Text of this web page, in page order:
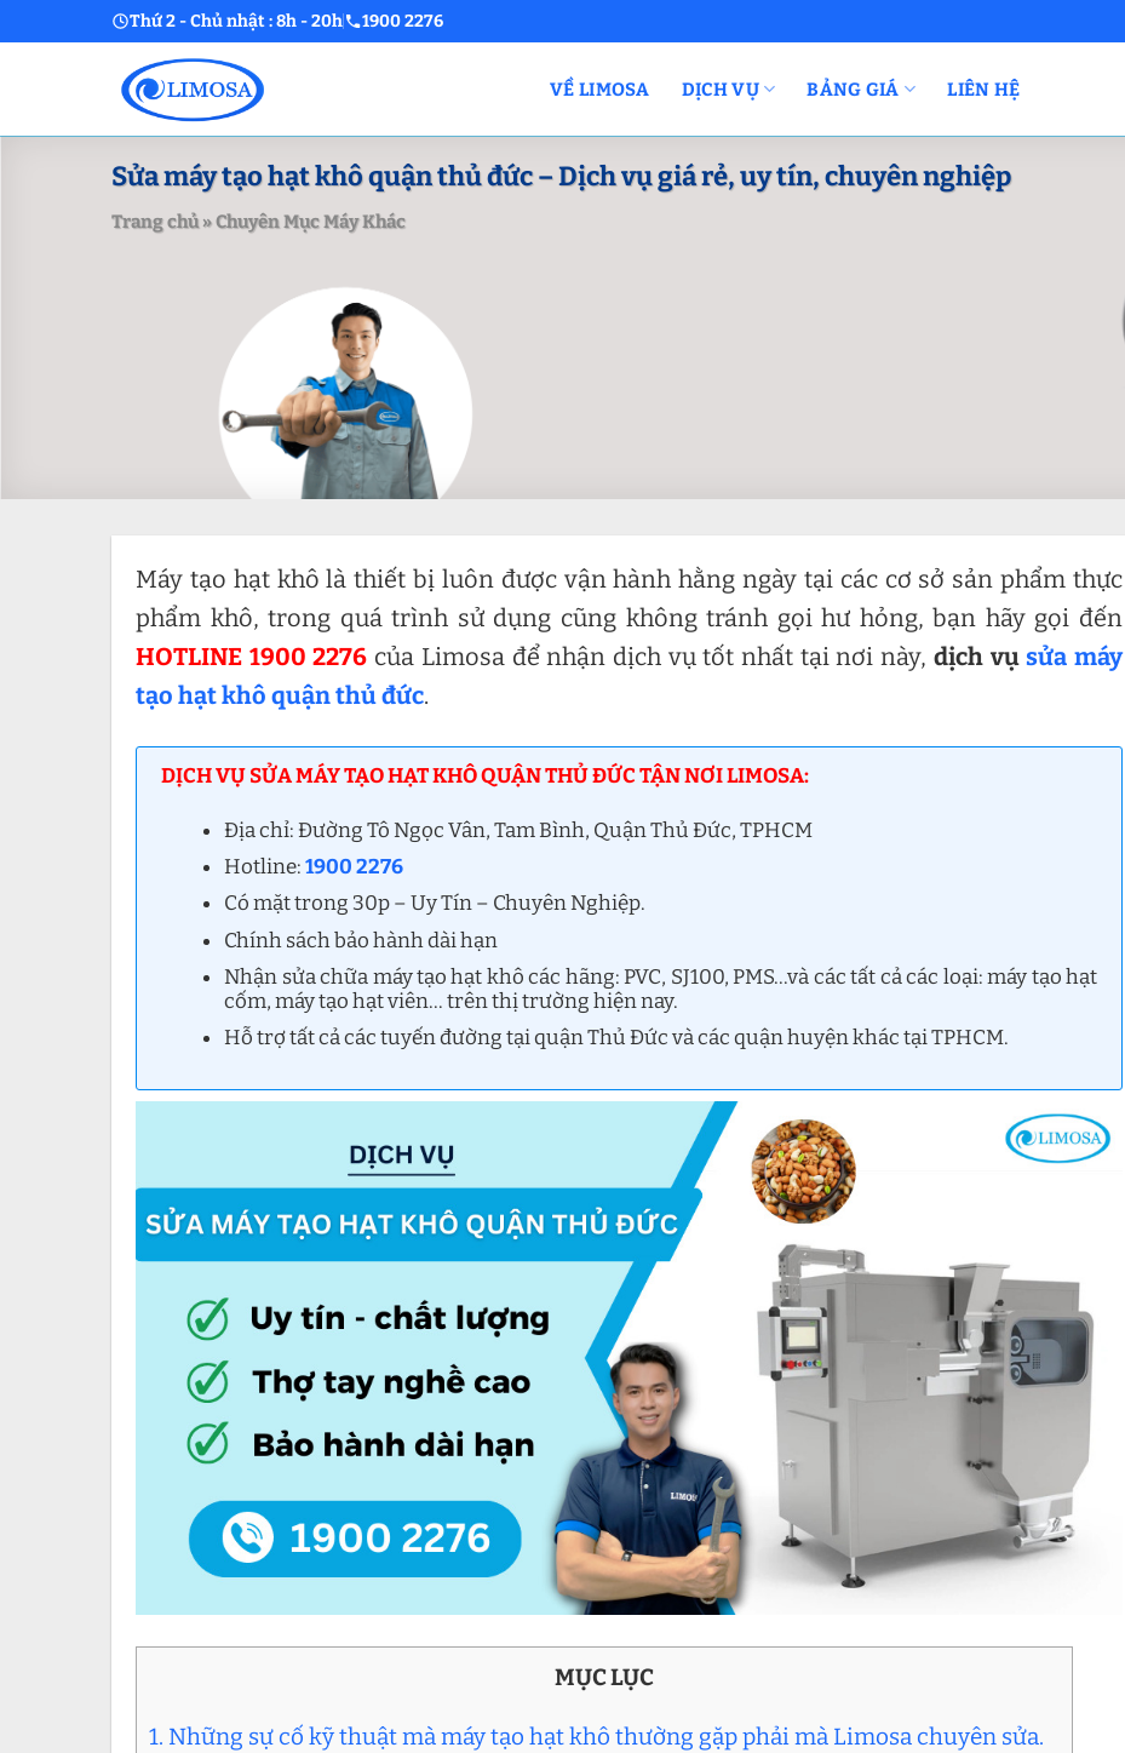
to
Thứ 2 - Chủ nhật : 8h - 20h 1900 2276
VỀ LIMOSA DỊCH VỤ BẢNG GIÁ LIÊN HỆ
Sửa máy tạo hạt khô quận thủ đức – Dịch vụ giá rẻ, uy tín, chuyên nghiệp
Trang chủ»Chuyên Mục Máy Khác
Máy tạo hạt khô là thiết bị luôn được vận hành hằng ngày tại các cơ sở sản phẩm thực
phẩm khô, trong quá trình sử dụng cũng không tránh gọi hư hỏng, bạn hãy gọi đến
HOTLINE 1900 2276 của Limosa để nhận dịch vụ tốt nhất tại nơi này, dịch vụsửa máy
tạo hạt khô quận thủ đức.
DỊCH VỤ SỬA MÁY TẠO HẠT KHÔ QUẬN THỦ ĐỨC TẬN NƠI LIMOSA:
Địa chỉ: Đường Tô Ngọc Vân, Tam Bình, Quận Thủ Đức, TPHCM
Hotline:1900 2276
Có mặt trong 30p – Uy Tín – Chuyên Nghiệp.
Chính sách bảo hành dài hạn
Nhận sửa chữa máy tạo hạt khô các hãng: PVC, SJ100, PMS…và các tất cả các loại: máy tạo hạt
cốm, máy tạo hạt viên… trên thị trường hiện nay.
Hỗ trợ tất cả các tuyến đường tại quận Thủ Đức và các quận huyện khác tại TPHCM.
MỤC LỤC
1. Những sự cố kỹ thuật mà máy tạo hạt khô thường gặp phải mà Limosa chuyên sửa.